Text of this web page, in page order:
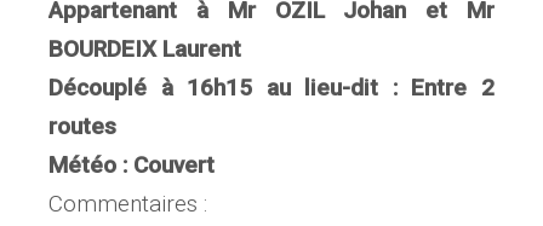
Appartenant à Mr OZIL Johan et Mr
BOURDEIX Laurent
Découplé à 16h15 au lieu-dit : Entre 2
routes
Météo : Couvert
Commentaires :